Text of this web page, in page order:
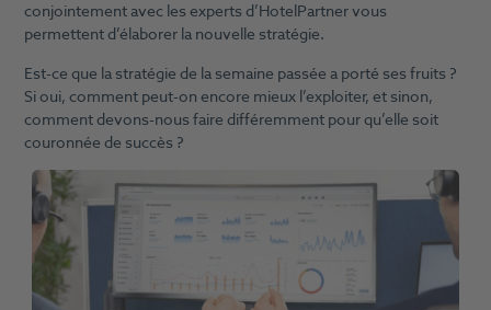
conjointement avec les experts d’HotelPartner vous
permettent d’élaborer la nouvelle stratégie.
Est-ce que la stratégie de la semaine passée a porté ses fruits ?
Si oui, comment peut-on encore mieux l’exploiter, et sinon,
comment devons-nous faire différemment pour qu’elle soit
couronnée de succès ?